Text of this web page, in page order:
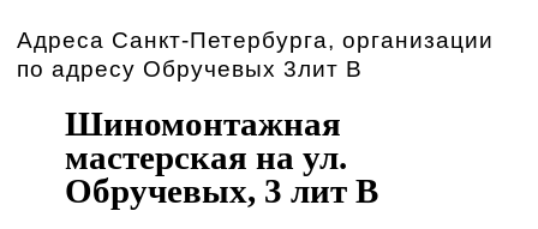
Адреса Санкт-Петербурга, организации
по адресу Обручевых 3лит В
Шиномонтажная
мастерская на ул.
Обручевых, 3 лит В